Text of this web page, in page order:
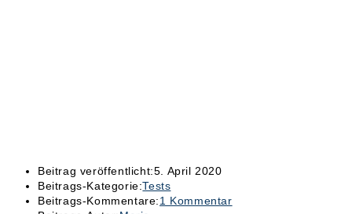
Beitrag veröffentlicht:5. April 2020
Beitrags-Kategorie:Tests
Beitrags-Kommentare:1 Kommentar